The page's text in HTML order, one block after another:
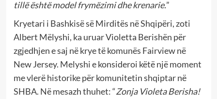
tillë është model frymëzimi dhe krenarie.”
Kryetari i Bashkisë së Mirditës në Shqipëri, zoti
Albert Mëlyshi, ka uruar Violetta Berishën për
zgjedhjen e saj në krye të komunës Fairview në
New Jersey. Melyshi e konsideroi këtë një moment
me vlerë historike për komunitetin shqiptar në
SHBA. Në mesazh thuhet: “Zonja Violeta Berisha!